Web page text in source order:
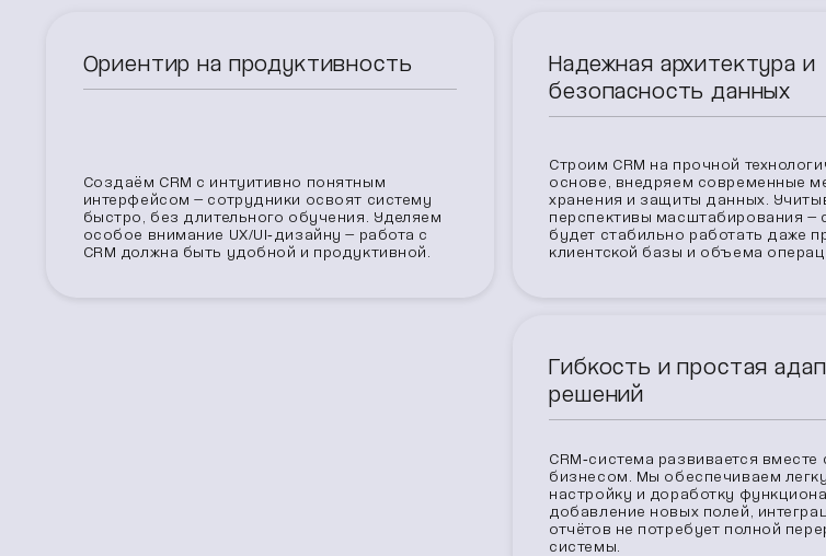
Ориентир на продуктивность
Создаём CRM с интуитивно понятным
интерфейсом — сотрудники освоят систему
быстро, без длительного обучения. Уделяем
особое внимание UX/UI‑дизайну — работа с
CRM должна быть удобной и продуктивной.
Надежная архитектура и
безопасность данных
Строим CRM на прочной
основе, внедряем современные
хранения и защиты данных.
перспективы масштабирования —
будет стабильно работать даже
клиентской базы и объема
Гибкость и простая
решений
CRM‑система развивается
бизнесом. Мы обеспечиваем
настройку и доработку
добавление новых полей,
отчётов не потребует полной
системы.